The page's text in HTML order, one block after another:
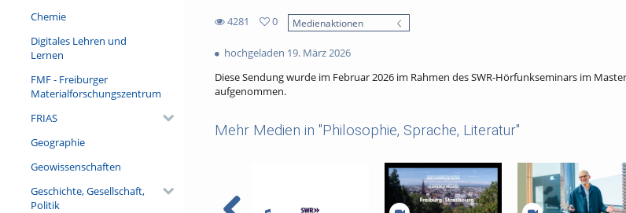
Chemie
Digitales Lehren und
Lernen
FMF - Freiburger
Materialforschungszentrum
FRIAS
Geographie
Geowissenschaften
Geschichte, Gesellschaft,
Politik
4281
views
0
favorites
Medienaktionen
hochgeladen 19. März 2026
Diese Sendung wurde im Februar 2026 im Rahmen des SWR-Hörfunkseminars im
aufgenommen.
Mehr Medien in "Philosophie, Sprache, Literatur"